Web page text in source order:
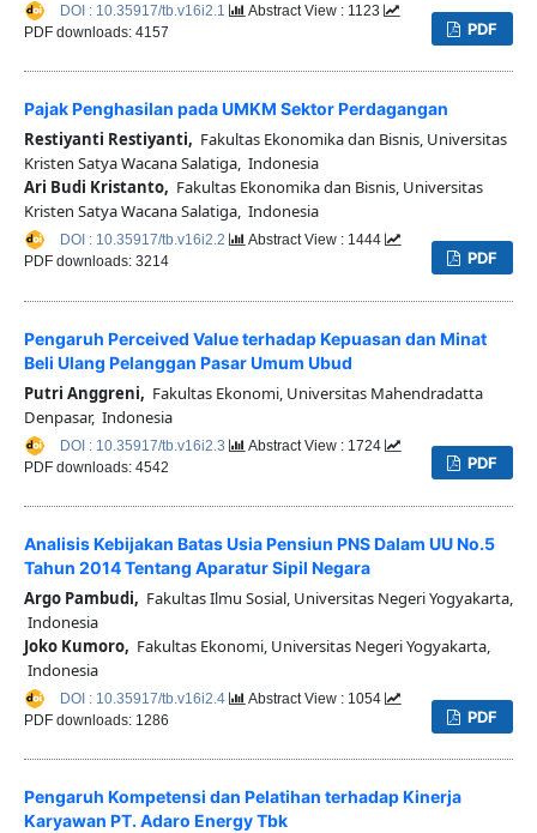
PDF
DOI : 10.35917/tb.v16i2.1
Abstract View : 1123
PDF downloads: 4157
Pajak Penghasilan pada UMKM Sektor Perdagangan
Restiyanti Restiyanti, Fakultas Ekonomika dan Bisnis, Universitas
Kristen Satya Wacana Salatiga, Indonesia
Ari Budi Kristanto, Fakultas Ekonomika dan Bisnis, Universitas
Kristen Satya Wacana Salatiga, Indonesia
PDF
DOI : 10.35917/tb.v16i2.2
Abstract View : 1444
PDF downloads: 3214
Pengaruh Perceived Value terhadap Kepuasan dan Minat
Beli Ulang Pelanggan Pasar Umum Ubud
Putri Anggreni, Fakultas Ekonomi, Universitas Mahendradatta
Denpasar, Indonesia
PDF
DOI : 10.35917/tb.v16i2.3
Abstract View : 1724
PDF downloads: 4542
Analisis Kebijakan Batas Usia Pensiun PNS Dalam UU No.5
Tahun 2014 Tentang Aparatur Sipil Negara
Argo Pambudi, Fakultas Ilmu Sosial, Universitas Negeri Yogyakarta,
Indonesia
Joko Kumoro, Fakultas Ekonomi, Universitas Negeri Yogyakarta,
Indonesia
PDF
DOI : 10.35917/tb.v16i2.4
Abstract View : 1054
PDF downloads: 1286
Pengaruh Kompetensi dan Pelatihan terhadap Kinerja
Karyawan PT. Adaro Energy Tbk